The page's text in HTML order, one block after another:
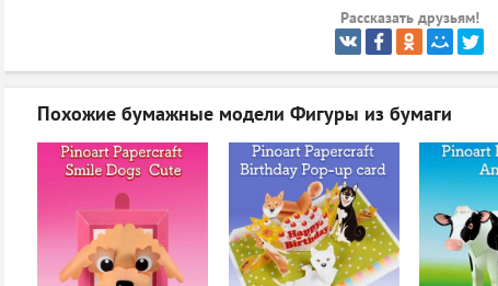
Рассказать друзьям!
Похожие бумажные модели Фигуры из бумаги